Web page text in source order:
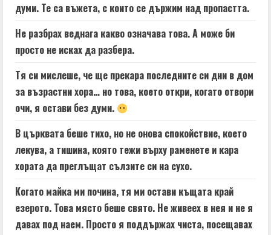
думи. Те са въжета, с които се държим над пропастта.
Не разбрах веднага какво означава това. А може би
просто не исках да разбера.
Тя си мислеше, че ще прекара последните си дни в дом
за възрастни хора… но това, което откри, когато отвори
очи, я остави без думи.
В църквата беше тихо, но не онова спокойствие, което
лекува, а тишина, която тежи върху раменете и кара
хората да преглъщат сълзите си на сухо.
Когато майка ми почина, тя ми остави къщата край
езерото. Това място беше свято. Не живеех в нея и не я
давах под наем. Просто я поддържах чиста, посещавах